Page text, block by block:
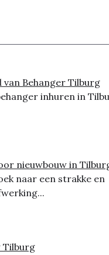
van Behanger Tilburg
inhuren in
nieuwbouw in
naar een strakke en
Tilburg